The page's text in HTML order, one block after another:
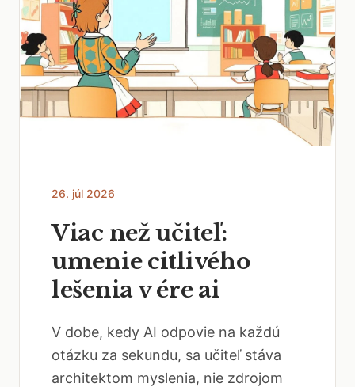
26. júl 2026
Viac než učiteľ:
umenie citlivého
lešenia v ére ai
V dobe, kedy AI odpovie na každú
otázku za sekundu, sa učiteľ stáva
architektom myslenia, nie zdrojom